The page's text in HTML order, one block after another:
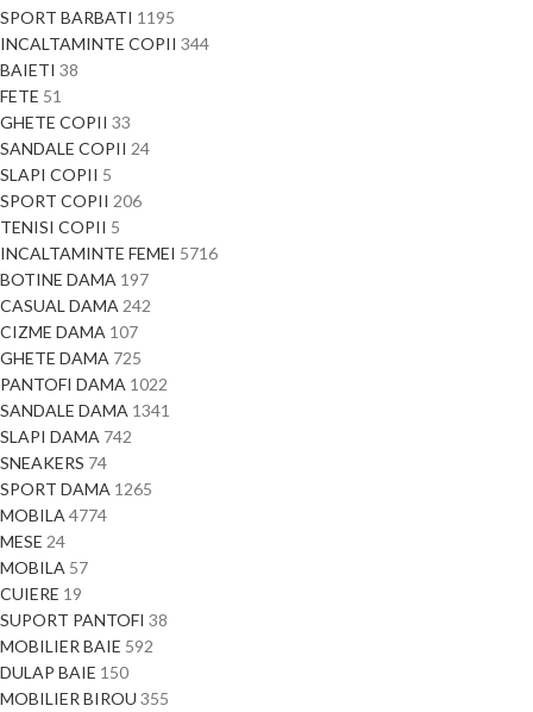
SPORT BARBATI 1195
INCALTAMINTE COPII 344
BAIETI 38
FETE 51
GHETE COPII 33
SANDALE COPII 24
SLAPI COPII 5
SPORT COPII 206
TENISI COPII 5
INCALTAMINTE FEMEI 5716
BOTINE DAMA 197
CASUAL DAMA 242
CIZME DAMA 107
GHETE DAMA 725
PANTOFI DAMA 1022
SANDALE DAMA 1341
SLAPI DAMA 742
SNEAKERS 74
SPORT DAMA 1265
MOBILA 4774
MESE 24
MOBILA 57
CUIERE 19
SUPORT PANTOFI 38
MOBILIER BAIE 592
DULAP BAIE 150
MOBILIER BIROU 355